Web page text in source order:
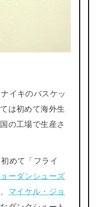
イキのバスケッ
は初めて海外生
の工場で生産さ
めて「フライ
ーダンシューズ
マイケル・ジョ